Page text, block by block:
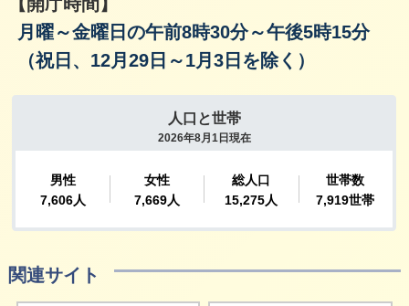
月曜～金曜日の午前8時30分～午後5時15分
（祝日、12月29日～1月3日を除く）
関連サイト